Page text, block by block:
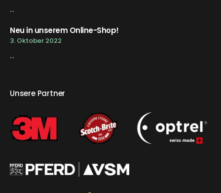
...
Neu in unserem Online-Shop!
3. Oktober 2022
...
Unsere Partner